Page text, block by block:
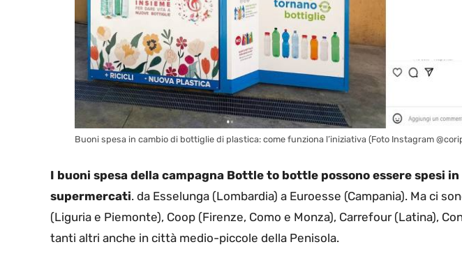
Buoni spesa in cambio di bottiglie di plastica: come funziona l’iniziativa (Foto Instagram
I buoni spesa della campagna Bottle to bottle possono essere spesi
supermercati. da Esselunga (Lombardia) a Euroesse (Campania). Ma ci
(Liguria e Piemonte), Coop (Firenze, Como e Monza), Carrefour (Latina),
tanti altri anche in città medio-piccole della Penisola.